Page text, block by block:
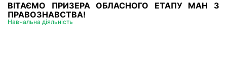
ВІТАЄМО ПРИЗЕРА ОБЛАСНОГО ЕТАПУ МАН З
ПРАВОЗНАВСТВА!
Навчальна діяльність